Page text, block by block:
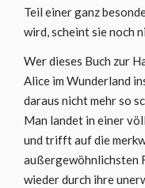
Teil einer ganz
wird, scheint sie noch
Wer dieses Buch zur
Alice im Wunderland
daraus nicht mehr so
Man landet in einer
und trifft auf die
außergewöhnlichsten
wieder durch ihre